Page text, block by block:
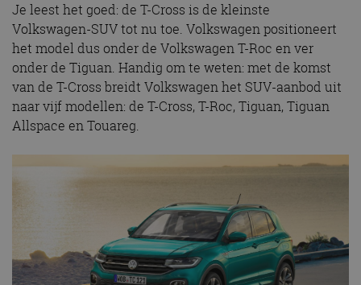
Je leest het goed: de T-Cross is de kleinste
Volkswagen-SUV tot nu toe. Volkswagen positioneert
het model dus onder de Volkswagen T-Roc en ver
onder de Tiguan. Handig om te weten: met de komst
van de T-Cross breidt Volkswagen het SUV-aanbod uit
naar vijf modellen: de T-Cross, T-Roc, Tiguan, Tiguan
Allspace en Touareg.